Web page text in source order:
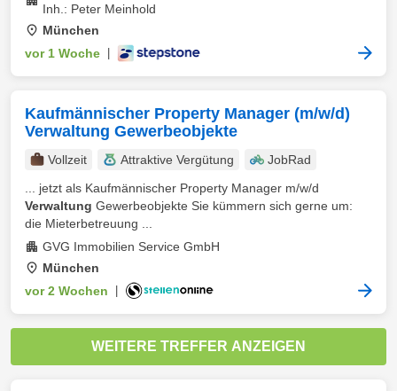
Inh.: Peter Meinhold
München
vor 1 Woche
Kaufmännischer Property Manager (m/w/d)
Verwaltung Gewerbeobjekte
Vollzeit Attraktive Vergütung
JobRad
... jetzt als Kaufmännischer Property Manager m/w/d
Verwaltung Gewerbeobjekte Sie kümmern sich gerne um:
die Mieterbetreuung ...
GVG Immobilien Service GmbH
München
vor 2 Wochen
WEITERE TREFFER ANZEIGEN